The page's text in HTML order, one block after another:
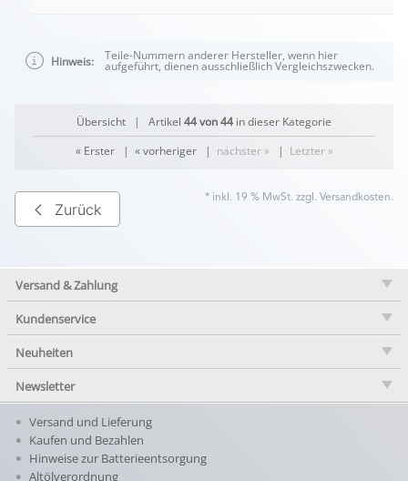
Hinweis: Teile-Nummern anderer Hersteller, wenn hier
aufgeführt, dienen ausschließlich Vergleichszwecken.
Übersicht | Artikel 44 von 44 in dieser Kategorie
« Erster| « vorheriger| nächster »| Letzter »
Zurück
* inkl. 19 % MwSt. zzgl. Versandkosten.
Versand & Zahlung
Kundenservice
Neuheiten
Newsletter
Versand und Lieferung
Kaufen und Bezahlen
Hinweise zur Batterieentsorgung
Altölverordnung